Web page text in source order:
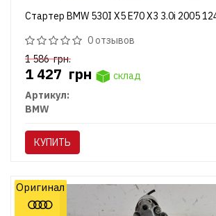
Стартер BMW 530I X5 E70 X3 3.0i 2005
0 отзывов
1 586грн.
1 427 грн
склад
Артикул:
BMW
КУПИТЬ
Оригинал